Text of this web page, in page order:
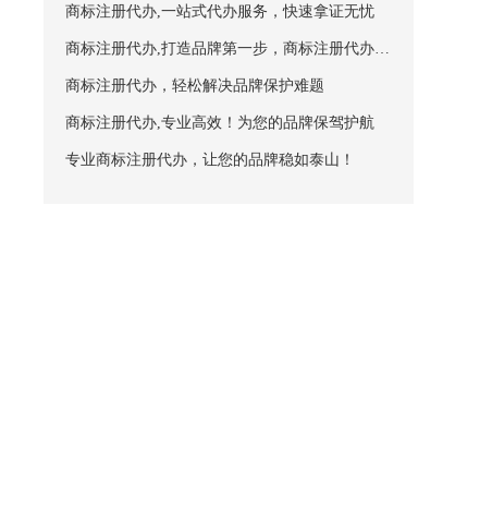
商标注册代办,一站式代办服务，快速拿证无忧
商标注册代办,打造品牌第一步，商标注册代办服
务全攻略
商标注册代办，轻松解决品牌保护难题
商标注册代办,专业高效！为您的品牌保驾护航
专业商标注册代办，让您的品牌稳如泰山！